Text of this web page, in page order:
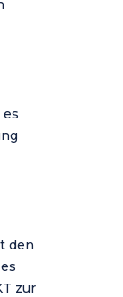
den
zur